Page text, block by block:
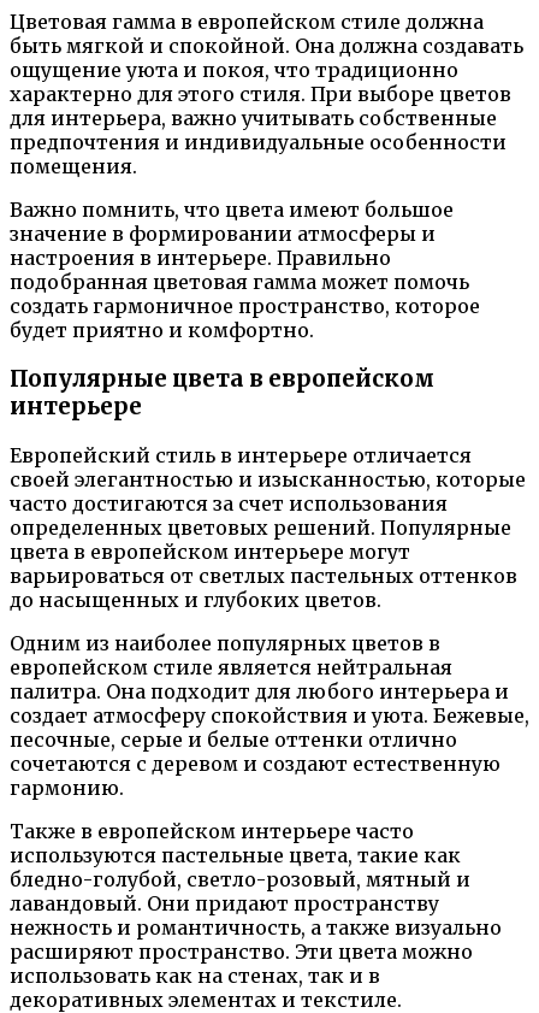
Цветовая гамма в европейском стиле должна
быть мягкой и спокойной. Она должна создавать
ощущение уюта и покоя, что традиционно
характерно для этого стиля. При выборе цветов
для интерьера, важно учитывать собственные
предпочтения и индивидуальные особенности
помещения.
Важно помнить, что цвета имеют большое
значение в формировании атмосферы и
настроения в интерьере. Правильно
подобранная цветовая гамма может помочь
создать гармоничное пространство, которое
будет приятно и комфортно.
Популярные цвета в европейском
интерьере
Европейский стиль в интерьере отличается
своей элегантностью и изысканностью, которые
часто достигаются за счет использования
определенных цветовых решений. Популярные
цвета в европейском интерьере могут
варьироваться от светлых пастельных оттенков
до насыщенных и глубоких цветов.
Одним из наиболее популярных цветов в
европейском стиле является нейтральная
палитра. Она подходит для любого интерьера и
создает атмосферу спокойствия и уюта. Бежевые,
песочные, серые и белые оттенки отлично
сочетаются с деревом и создают естественную
гармонию.
Также в европейском интерьере часто
используются пастельные цвета, такие как
бледно-голубой, светло-розовый, мятный и
лавандовый. Они придают пространству
нежность и романтичность, а также визуально
расширяют пространство. Эти цвета можно
использовать как на стенах, так и в
декоративных элементах и текстиле.